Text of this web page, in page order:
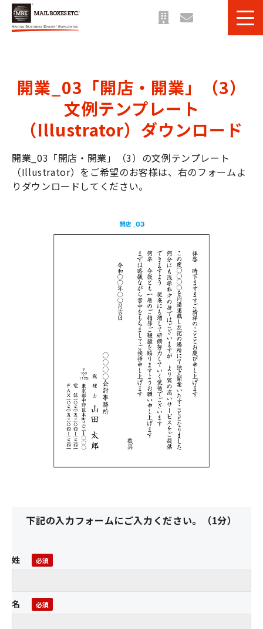
法人のお客様へ
ご利用事例
お役立ち情報＆ブログ
開業_03「開店・開業」（3）
文例テンプレート
（Illustrator）ダウンロード
開業_03「開店・開業」（3）の文例テンプレート
（Illustrator）をご希望のお客様は、右のフォームよ
りダウンロードしてください。
下記の入力フォームにご入力ください。（1分）
姓
名